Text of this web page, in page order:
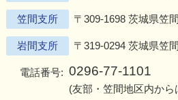
笠間支所 〒309-1698 茨城県笠
岩間支所 〒319-0294 茨城県笠
電話番号: 0296-77-1101
(友部・笠間地区内から